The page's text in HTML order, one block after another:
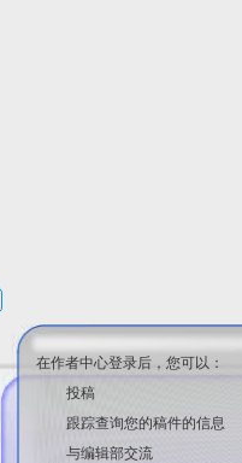
在作者中心登录后，您可以：
投稿
跟踪查询您的稿件的信息
与编辑部交流